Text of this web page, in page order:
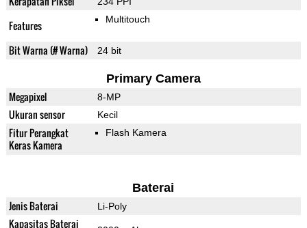
Features Multitouch
Bit Warna (# Warna) 24 bit
Primary Camera
Megapixel 8-MP
Ukuran sensor Kecil
Fitur Perangkat
Keras Kamera
Flash Kamera
Baterai
Jenis Baterai Li-Poly
Kapasitas Baterai